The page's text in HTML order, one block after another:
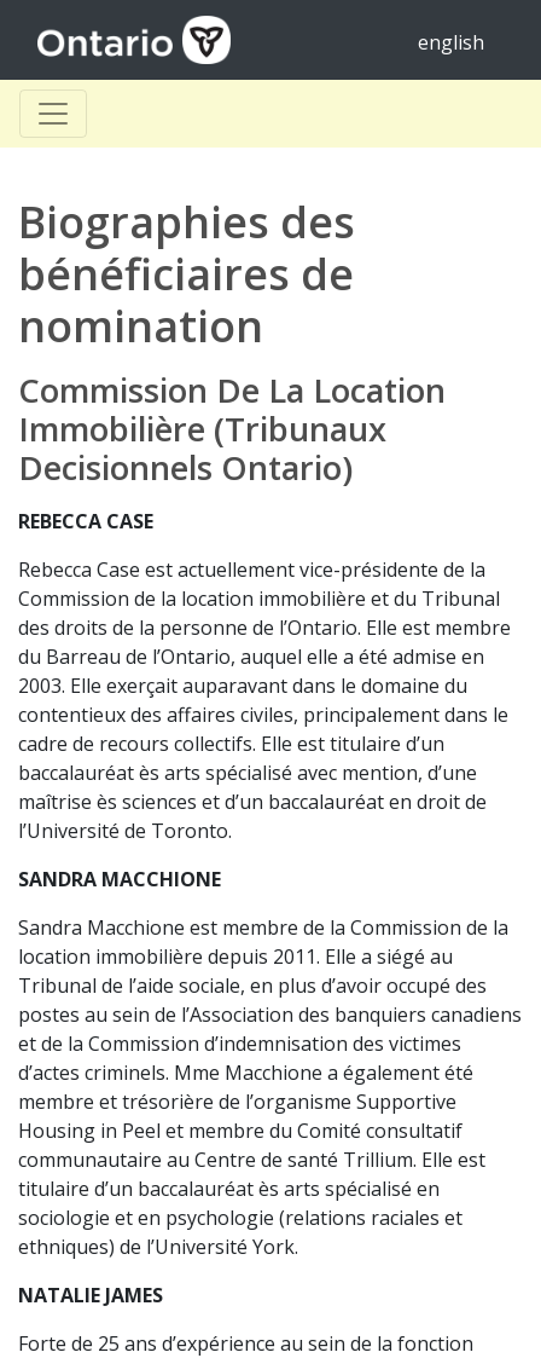
english
Biographies des
bénéficiaires de
nomination
Commission De La Location
Immobilière (Tribunaux
Decisionnels Ontario)
REBECCA CASE
Rebecca Case est actuellement vice-présidente de la
Commission de la location immobilière et du Tribunal
des droits de la personne de l’Ontario. Elle est membre
du Barreau de l’Ontario, auquel elle a été admise en
2003. Elle exerçait auparavant dans le domaine du
contentieux des affaires civiles, principalement dans le
cadre de recours collectifs. Elle est titulaire d’un
baccalauréat ès arts spécialisé avec mention, d’une
maîtrise ès sciences et d’un baccalauréat en droit de
l’Université de Toronto.
SANDRA MACCHIONE
Sandra Macchione est membre de la Commission de la
location immobilière depuis 2011. Elle a siégé au
Tribunal de l’aide sociale, en plus d’avoir occupé des
postes au sein de l’Association des banquiers canadiens
et de la Commission d’indemnisation des victimes
d’actes criminels. Mme Macchione a également été
membre et trésorière de l’organisme Supportive
Housing in Peel et membre du Comité consultatif
communautaire au Centre de santé Trillium. Elle est
titulaire d’un baccalauréat ès arts spécialisé en
sociologie et en psychologie (relations raciales et
ethniques) de l’Université York.
NATALIE JAMES
Forte de 25 ans d’expérience au sein de la fonction